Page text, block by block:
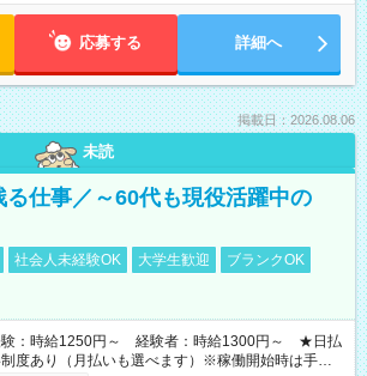
応募する 詳細へ
掲載日：2026.08.06
未読
る仕事／～60代も現役活躍中の
社会人未経験OK 大学生歓迎
ブランクOK
験：時給1250円～ 経験者：時給1300円～ ★日払
度あり（月払いも選べます）※稼働開始時は手続き